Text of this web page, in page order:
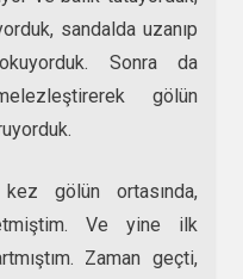
sandalda uzanıp
Sonra da
gölün
gölün ortasında,
Ve yine ilk
Zaman geçti,